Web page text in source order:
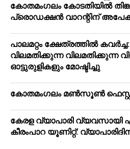
കോതമംഗലം കോടതിയില്‍
പ്രൊഡക്ഷന്‍ വാറന്റിന്
പാലമറ്റം ക്ഷേത്രത്തില്‍
വിലമതിക്കുന്ന വിലമതിക്കുന്ന
ഓട്ടുരുളികളും മോഷ്ടിച്ചു
കോതമംഗലം മൺസൂൺ
കേരള വ്യാപാരി
കീരംപാറ യൂണിറ്റ്: